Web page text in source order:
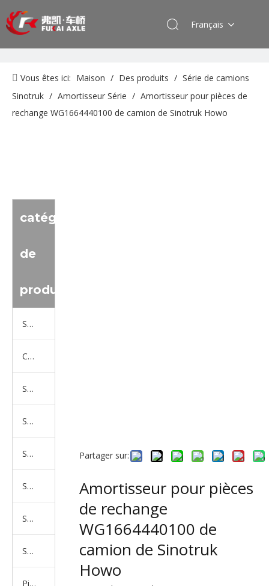
Français
Vous êtes ici: Maison / Des produits / Série de camions
Sinotruk / Amortisseur Série / Amortisseur pour pièces de
rechange WG1664440100 de camion de Sinotruk Howo
catégorie
de
produit
Série de camions Sinotruk
Camion Shacman Série
Série de camions SAIC-lveco Hongyan
Série de camions Foton Auman
Série de camions FAW Jiefang
Série de camions Dongfeng
Série de camions North Benz Beiben
Série de camions américains, européens et japonais
Pièces de rechange de machines d'ingénierie de camion minier
Partager sur:
Amortisseur pour pièces
de rechange
WG1664440100 de
camion de Sinotruk
Howo